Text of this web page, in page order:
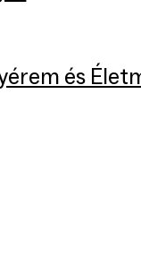
és